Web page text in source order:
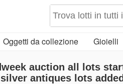
Oggetti da collezione Gioielli
auction all lots
antiques lots